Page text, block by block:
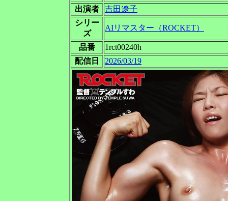
出演者
吉田遼子
シリー
ズ
AIリマスター（ROCKET）
品番
1rct00240h
配信日
2026/03/19